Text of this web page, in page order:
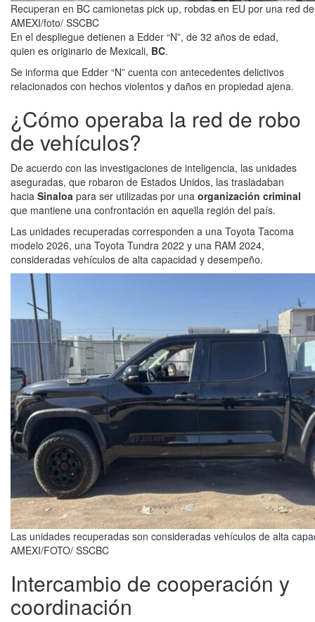
Recuperan en BC camionetas pick up, robdas en EU por una red
AMEXI/foto/ SSCBC
En el despliegue detienen a Edder “N”, de 32 años de edad,
quien es originario de Mexicali, BC.
Se informa que Edder “N” cuenta con antecedentes delictivos
relacionados con hechos violentos y daños en propiedad ajena.
¿Cómo operaba la red de robo
de vehículos?
De acuerdo con las investigaciones de inteligencia, las unidades
aseguradas, que robaron de Estados Unidos, las trasladaban
hacia Sinaloa para ser utilizadas por una organización criminal
que mantiene una confrontación en aquella región del país.
Las unidades recuperadas corresponden a una Toyota Tacoma
modelo 2026, una Toyota Tundra 2022 y una RAM 2024,
consideradas vehículos de alta capacidad y desempeño.
Las unidades recuperadas son consideradas vehículos de alta
AMEXI/FOTO/ SSCBC
Intercambio de cooperación y
coordinación